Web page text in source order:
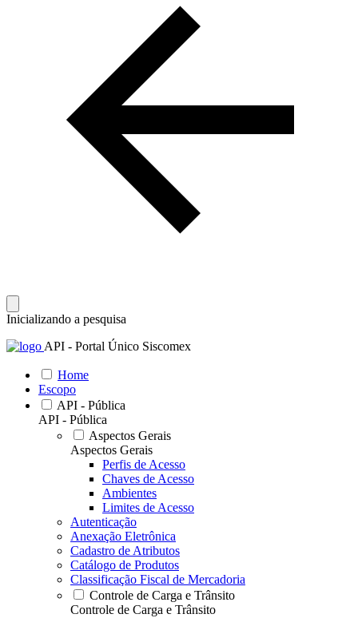
Inicializando a pesquisa
API - Portal Único Siscomex
Home
Escopo
API - Pública
API - Pública
Aspectos Gerais
Aspectos Gerais
Perfis de Acesso
Chaves de Acesso
Ambientes
Limites de Acesso
Autenticação
Anexação Eletrônica
Cadastro de Atributos
Catálogo de Produtos
Classificação Fiscal de Mercadoria
Controle de Carga e Trânsito
Controle de Carga e Trânsito